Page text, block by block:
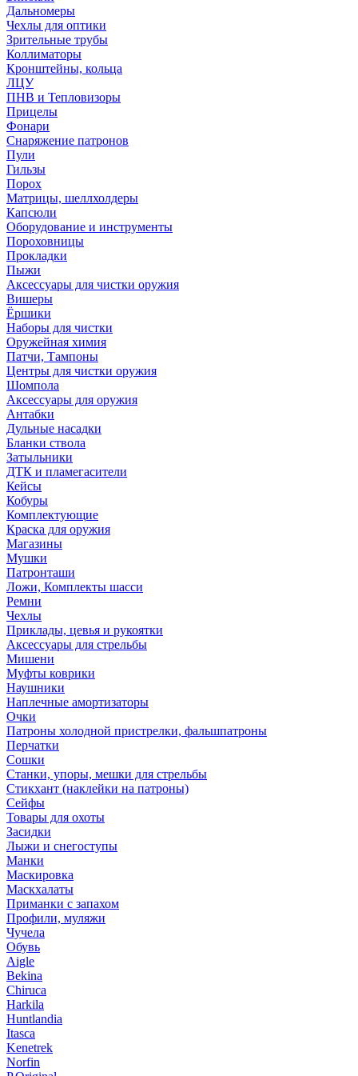
Дальномеры
Чехлы для оптики
Зрительные трубы
Коллиматоры
Кронштейны, кольца
ЛЦУ
ПНВ и Тепловизоры
Прицелы
Фонари
Снаряжение патронов
Пули
Гильзы
Порох
Матрицы, шеллхолдеры
Капсюли
Оборудование и инструменты
Пороховницы
Прокладки
Пыжи
Аксессуары для чистки оружия
Вишеры
Ёршики
Наборы для чистки
Оружейная химия
Патчи, Тампоны
Центры для чистки оружия
Шомпола
Аксессуары для оружия
Антабки
Дульные насадки
Бланки ствола
Затыльники
ДТК и пламегасители
Кейсы
Кобуры
Комплектующие
Краска для оружия
Магазины
Мушки
Патронташи
Ложи, Комплекты шасси
Ремни
Чехлы
Приклады, цевья и рукоятки
Аксессуары для стрельбы
Мишени
Муфты коврики
Наушники
Наплечные амортизаторы
Очки
Патроны холодной пристрелки, фальшпатроны
Перчатки
Сошки
Станки, упоры, мешки для стрельбы
Стикхант (наклейки на патроны)
Сейфы
Товары для охоты
Засидки
Лыжи и снегоступы
Манки
Маскировка
Маскхалаты
Приманки с запахом
Профили, муляжи
Чучела
Обувь
Aigle
Bekina
Chiruсa
Harkila
Huntlandia
Itasca
Kenetrek
Norfin